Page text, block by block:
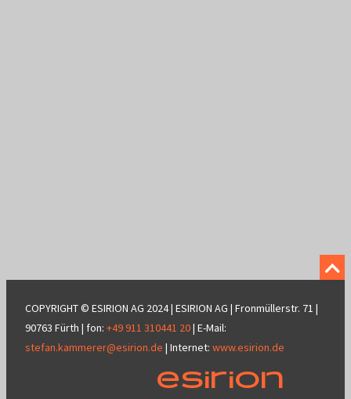
COPYRIGHT © ESIRION AG 2024 | ESIRION AG | Fronmüllerstr. 71 |
90763 Fürth | fon: +49 911 310441 20| E-Mail:
stefan.kammerer@esirion.de | Internet: www.esirion.de
ESIRION